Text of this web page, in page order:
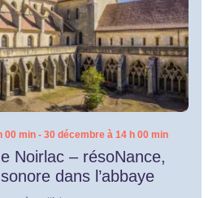
00 min- 30 décembre à 14 h 00 min
Noirlac – résoNance,
dans l’abbaye